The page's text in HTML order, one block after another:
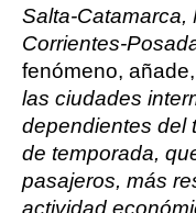
Salta-Catamarca,
Corrientes-
fenómeno,
las ciudades
dependientes del
de temporada,
pasajeros, más
actividad